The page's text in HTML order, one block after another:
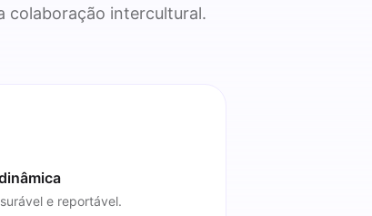
colaboração intercultural.
e reportável.